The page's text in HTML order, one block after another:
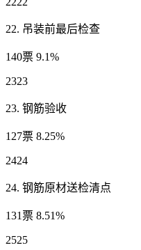
22. 吊装前最后检查
140票 9.1%
2323
23. 钢筋验收
127票 8.25%
2424
24. 钢筋原材送检清点
131票 8.51%
2525